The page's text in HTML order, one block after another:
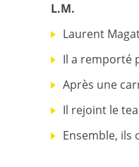
L.M.
Laurent
Il a remporté
Après une
Il rejoint le
Ensemble, ils